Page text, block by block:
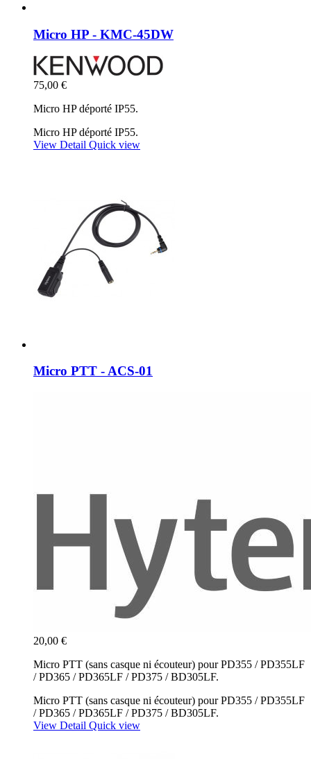
Micro HP - KMC-45DW
75,00 €
Micro HP déporté IP55.
Micro HP déporté IP55.
View Detail Quick view
Micro PTT - ACS-01
20,00 €
Micro PTT (sans casque ni écouteur) pour PD355 / PD355LF
/ PD365 / PD365LF / PD375 / BD305LF.
Micro PTT (sans casque ni écouteur) pour PD355 / PD355LF
/ PD365 / PD365LF / PD375 / BD305LF.
View Detail Quick view